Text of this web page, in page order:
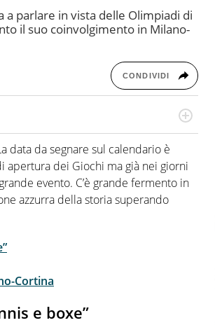
a parlare in vista delle Olimpiadi di
il suo coinvolgimento in Milano-
CONDIVIDI
football, baseball e la capacità
granché
data da segnare sul calendario è
apertura dei Giochi ma già nei giorni
evento. C’è grande fermento in
azzurra della storia superando
Cortina
e boxe”